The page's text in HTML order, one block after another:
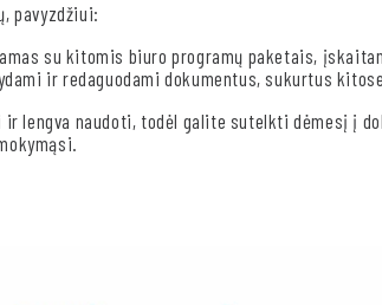
pavyzdžiui:
su kitomis biuro programų paketais,
ir redaguodami dokumentus, sukurtus
lengva naudoti, todėl galite sutelkti dėmesį į